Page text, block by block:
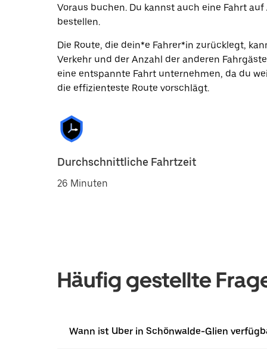
Voraus buchen. Du kannst auch eine Fahrt
bestellen.
Die Route, die dein*e Fahrer*in zurücklegt,
Verkehr und der Anzahl der anderen
eine entspannte Fahrt unternehmen, da du
die effizienteste Route vorschlägt.
Durchschnittliche Fahrtzeit
26 Minuten
Häufig gestellte
Wann ist Uber in Schönwalde-Glien